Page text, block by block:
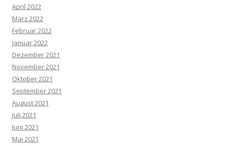
April 2022
März 2022
Februar 2022
Januar 2022
Dezember 2021
November 2021
Oktober 2021
September 2021
August 2021
Juli 2021
Juni 2021
Mai 2021